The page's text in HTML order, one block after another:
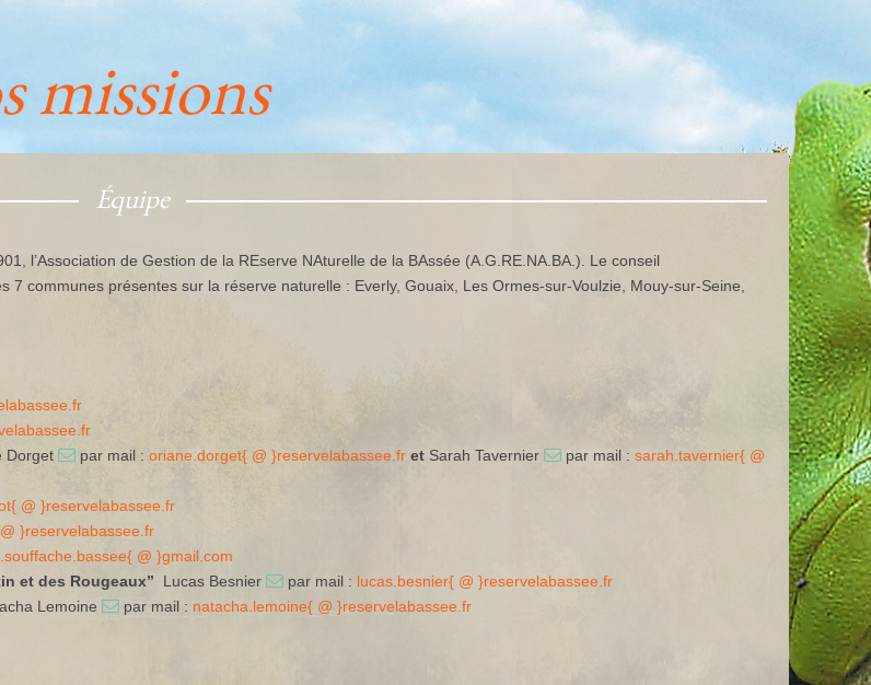
missions
Équipe
l’Association de Gestion de la REserve NAturelle de la BAssée (A.G.RE.NA.BA.). Le conseil
7 communes présentes sur la réserve naturelle : Everly, Gouaix, Les Ormes-sur-Voulzie, Mouy-sur-Seine,
Dorget par mail :oriane.dorget{ @ }reservelabassee.fr etSarah Tavernier par mail :sarah.tavernier{ @
@ }reservelabassee.fr
}reservelabassee.fr
@ }gmail.com
et des Rougeaux”
Lucas Besnier par mail : lucas.besnier{ @ }reservelabassee.fr
Lemoine par mail : natacha.lemoine{ @ }reservelabassee.fr